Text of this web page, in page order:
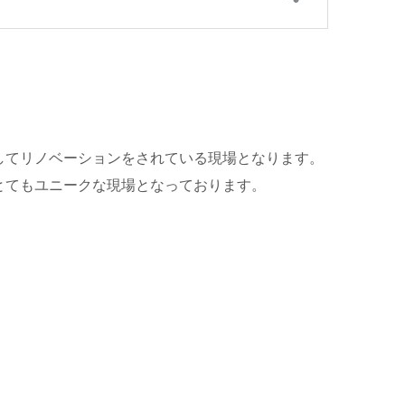
リノベーションをされている現場となります。
もユニークな現場となっております。